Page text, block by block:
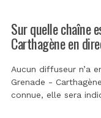
Sur quelle chaîne
Carthagène en
Aucun diffuseur n’a
Grenade -
connue, elle sera